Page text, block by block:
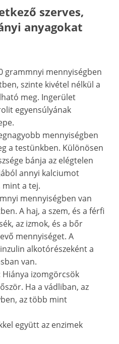
szerves,
anyagokat
grammnyi mennyiségben
szinte kivétel nélkül a
meg. Ingerület
egyensúlyának
mennyiségben
a testünkben. Különösen
bánja az elégtelen
annyi kalciumot
a tej.
mennyiségben van
A haj, a szem, és a férfi
az izmok, és a bőr
mennyiséget. A
alkotórészeként a
van.
Hiánya izomgörcsök
Ha a vádliban, az
az több mint
együtt az enzimek